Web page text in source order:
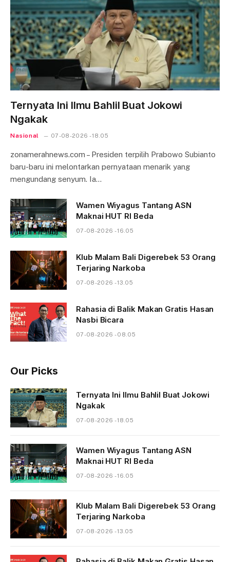
Ternyata Ini Ilmu Bahlil Buat Jokowi
Ngakak
Nasional 07-08-2026 - 18.05
zonamerahnews.com – Presiden terpilih Prabowo Subianto
baru-baru ini melontarkan pernyataan menarik yang
mengundang senyum. Ia…
Wamen Wiyagus Tantang ASN
Maknai HUT RI Beda
07-08-2026 - 16.05
Klub Malam Bali Digerebek 53 Orang
Terjaring Narkoba
07-08-2026 - 13.05
Rahasia di Balik Makan Gratis Hasan
Nasbi Bicara
07-08-2026 - 08.05
Our Picks
Ternyata Ini Ilmu Bahlil Buat Jokowi
Ngakak
07-08-2026 - 18.05
Wamen Wiyagus Tantang ASN
Maknai HUT RI Beda
07-08-2026 - 16.05
Klub Malam Bali Digerebek 53 Orang
Terjaring Narkoba
07-08-2026 - 13.05